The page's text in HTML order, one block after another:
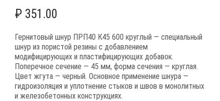
₽ 351.00
Гернитовый шнур ПРП40 К45 600 круглый — специальный
шнур из пористой резины с добавлением
модифицирующих и пластифицирующих добавок.
Поперечное сечение — 45 мм, форма сечения — круглая.
Цвет жгута — черный. Основное применение шнура —
гидроизоляция и уплотнение стыков и швов в монолитных
и железобетонных конструкциях.